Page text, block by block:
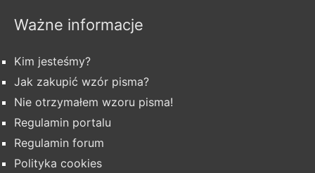
Ważne informacje
Kim jesteśmy?
Jak zakupić wzór pisma?
Nie otrzymałem wzoru pisma!
Regulamin portalu
Regulamin forum
Polityka cookies